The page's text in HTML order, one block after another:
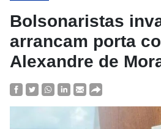
Bolsonaristas
arrancam porta
Alexandre de